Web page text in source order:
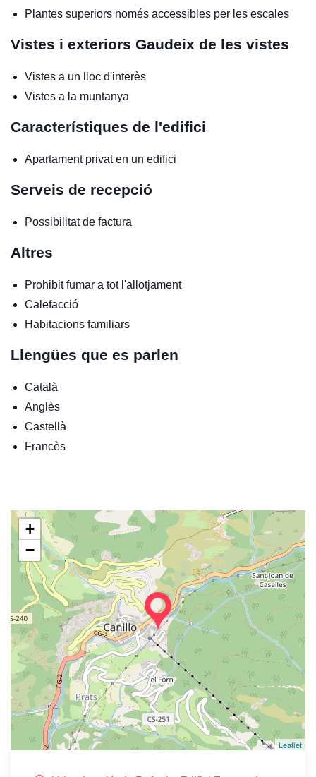
Plantes superiors només accessibles per les escales
Vistes i exteriors Gaudeix de les vistes
Vistes a un lloc d'interès
Vistes a la muntanya
Característiques de l'edifici
Apartament privat en un edifici
Serveis de recepció
Possibilitat de factura
Altres
Prohibit fumar a tot l'allotjament
Calefacció
Habitacions familiars
Llengües que es parlen
Català
Anglès
Castellà
Francès
+
−
Leaflet